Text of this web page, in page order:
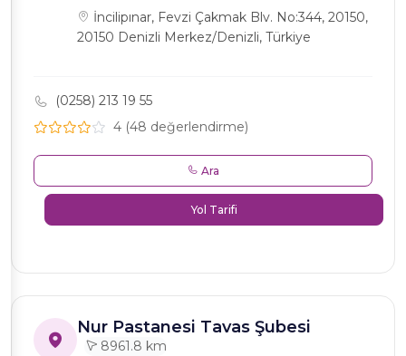
İncilipınar, Fevzi Çakmak Blv. No:344, 20150,
20150 Denizli Merkez/Denizli, Türkiye
(0258) 213 19 55
4 (48 değerlendirme)
Ara
Yol Tarifi
Nur Pastanesi Tavas Şubesi
8961.8 km